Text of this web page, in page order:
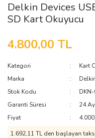
Delkin Devices
SD Kart Okuyucu
4.800,00 TL
Kategori
Kart
Marka
Stok Kodu
Garanti Süresi
24 Ay
Fiyat
1.692,11 TL den başlayan